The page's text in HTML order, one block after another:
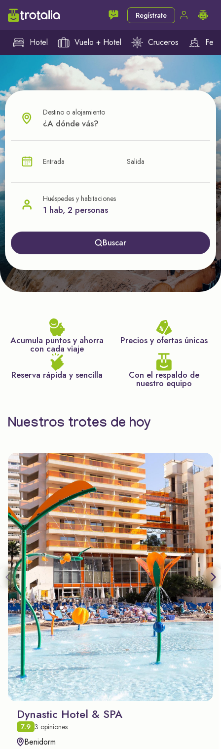
Regístrate
Hotel Vuelo + Hotel Cruceros
¿CUÁL VA A SER TU PRÓXIMO TROTE?
nuestras ofertas
Destino o alojamiento
Entrada Salida
Huéspedes y habitaciones
1 hab, 2 personas
Buscar
Acumula puntos y ahorra
con cada viaje
Precios y ofertas únicas
Reserva rápida y sencilla Con el respaldo de
nuestro equipo
Nuestros trotes de hoy
Dynastic Hotel & SPA
7.9 3 opiniones
Benidorm